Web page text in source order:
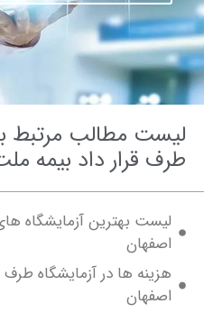
مطالب مرتبط با
قرار داد بیمه ملت و
بهترین آزمایشگاه های طرف
ها در آزمایشگاه طرف قرار